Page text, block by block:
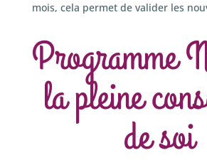
mois, cela permet de valider les
Programme
la pleine
de soi